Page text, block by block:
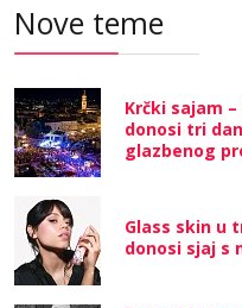
Nove teme
Krčki sajam
donosi tri
glazbenog
Glass skin u
donosi sjaj s